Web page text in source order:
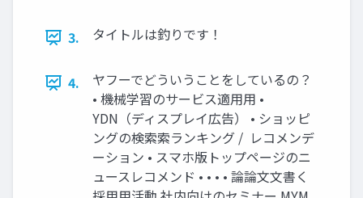
3. タイトルは釣りです！
4.
ヤフーでどういうことをしているの？
• 機械学習のサービス適⽤用 •
YDN（ディスプレイ広告） • ショッピ
ングの検索索ランキング / レコメンデ
ーション • スマホ版トップページのニ
ュースレコメンド • • • • 論論⽂文書く